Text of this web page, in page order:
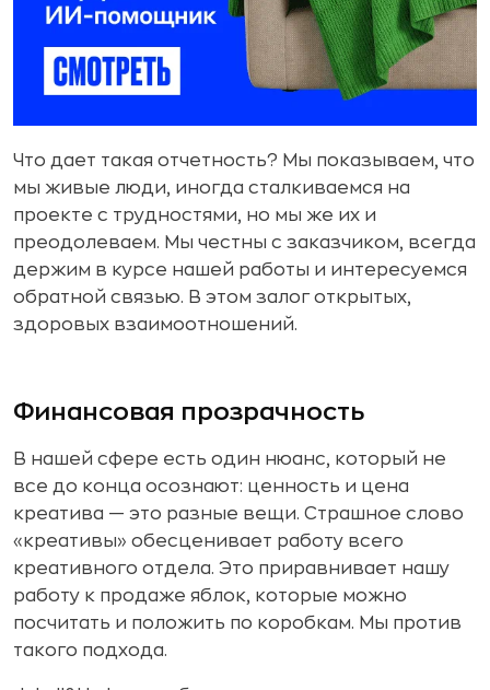
Что дает такая отчетность? Мы показываем, что
мы живые люди, иногда сталкиваемся на
проекте с трудностями, но мы же их и
преодолеваем. Мы честны с заказчиком, всегда
держим в курсе нашей работы и интересуемся
обратной связью. В этом залог открытых,
здоровых взаимоотношений.
Финансовая прозрачность
В нашей сфере есть один нюанс, который не
все до конца осознают: ценность и цена
креатива — это разные вещи. Страшное слово
«креативы» обесценивает работу всего
креативного отдела. Это приравнивает нашу
работу к продаже яблок, которые можно
посчитать и положить по коробкам. Мы против
такого подхода.